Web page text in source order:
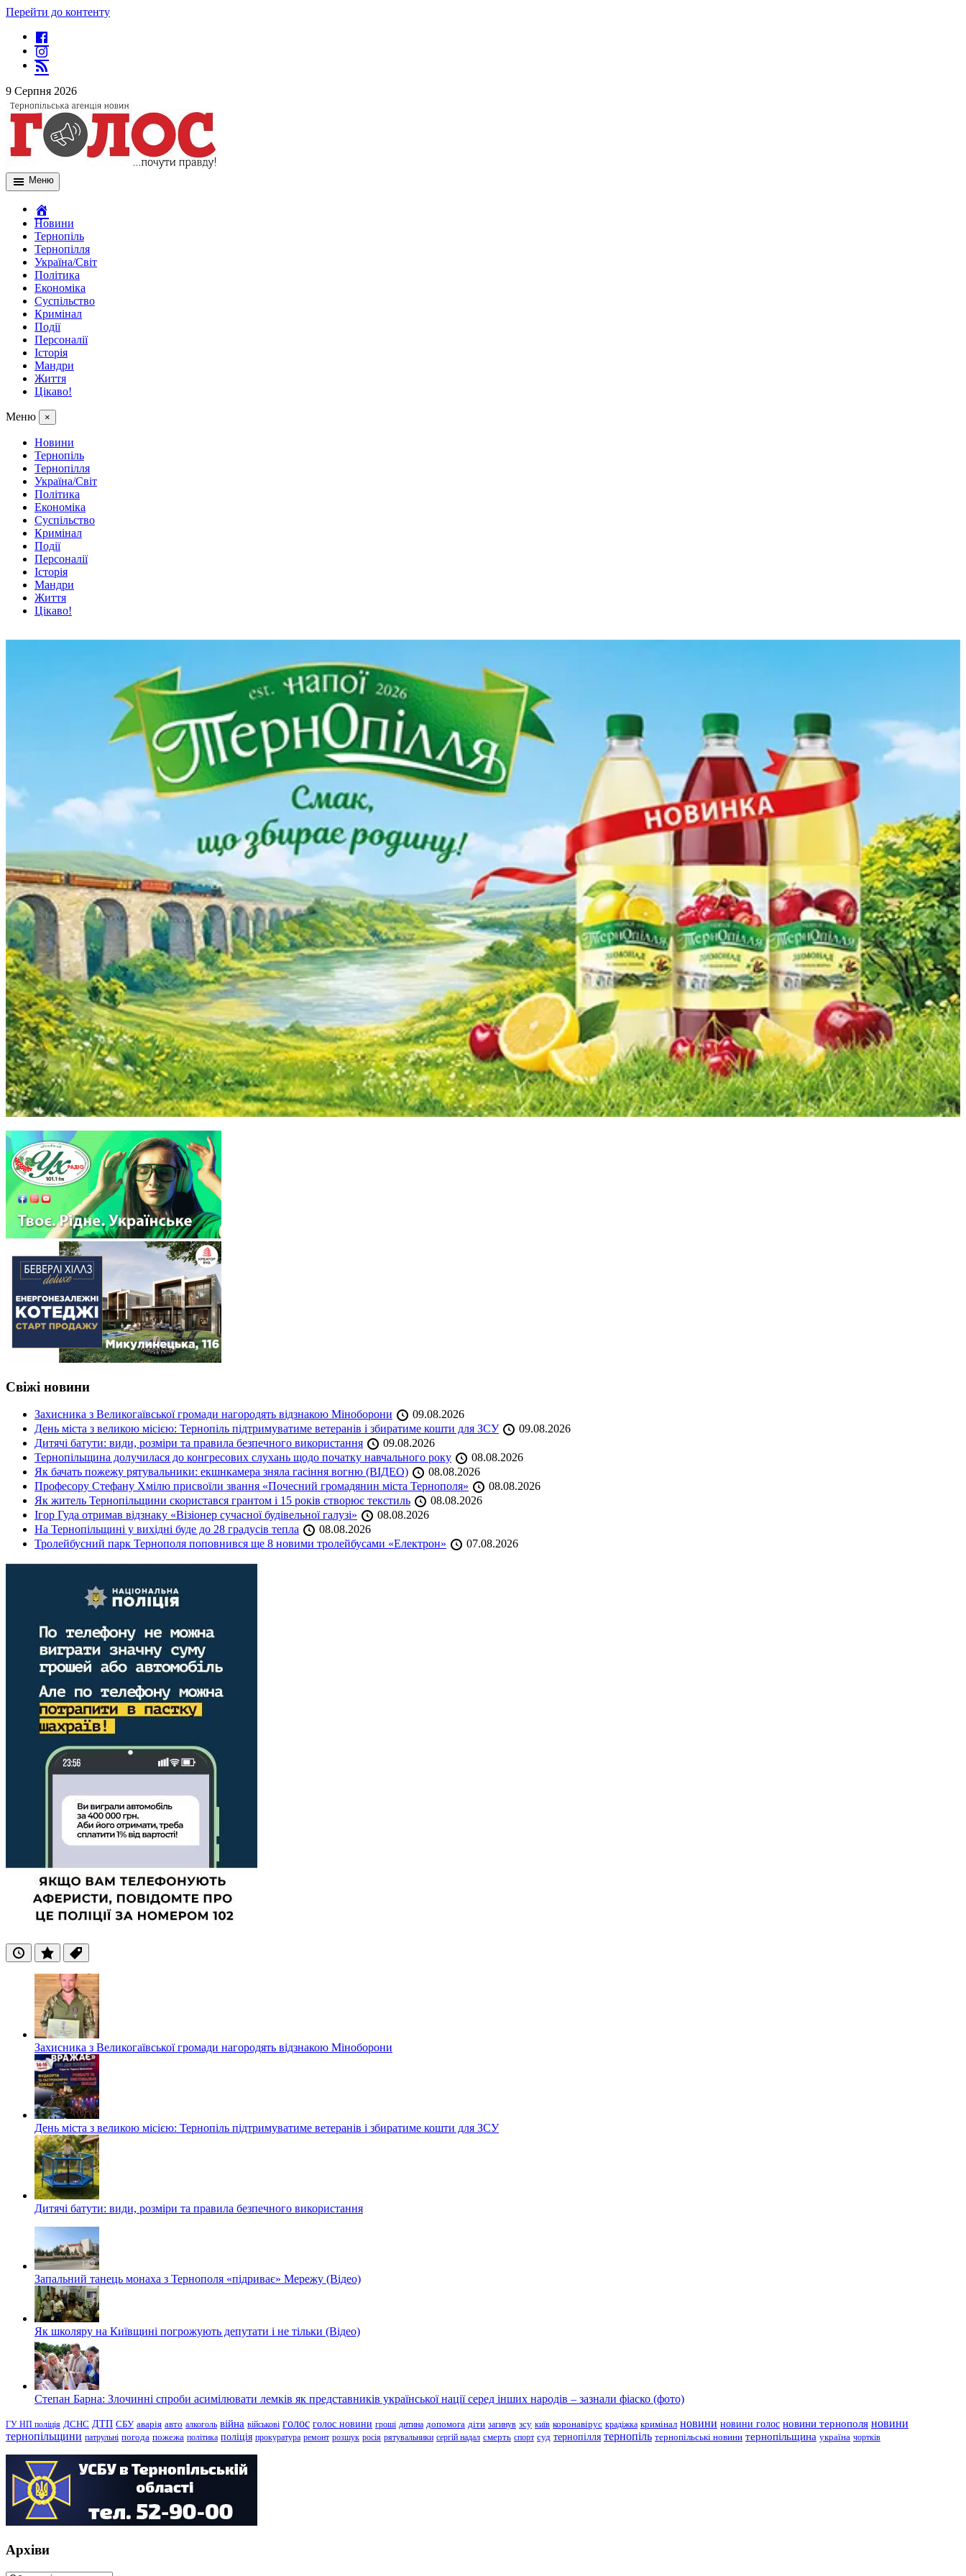
Перейти до контенту
9 Серпня 2026
Меню
Новини
Тернопіль
Тернопілля
Україна/Світ
Політика
Економіка
Суспільство
Кримінал
Події
Персоналії
Історія
Мандри
Життя
Цікаво!
Меню ×
Новини
Тернопіль
Тернопілля
Україна/Світ
Політика
Економіка
Суспільство
Кримінал
Події
Персоналії
Історія
Мандри
Життя
Цікаво!
Свіжі новини
Захисника з Великогаївської громади нагородять відзнакою Міноборони
09.08.2026
День міста з великою місією: Тернопіль підтримуватиме ветеранів і збиратиме кошти для ЗСУ
09.08.2026
Дитячі батути: види, розміри та правила безпечного використання
09.08.2026
Тернопільщина долучилася до конгресових слухань щодо початку навчального року
08.08.2026
Як бачать пожежу рятувальники: екшнкамера зняла гасіння вогню (ВІДЕО)
08.08.2026
Професору Стефану Хмілю присвоїли звання «Почесний громадянин міста Тернополя»
08.08.2026
Як житель Тернопільщини скористався грантом і 15 років створює текстиль
08.08.2026
Ігор Гуда отримав відзнаку «Візіонер сучасної будівельної галузі»
08.08.2026
На Тернопільщині у вихідні буде до 28 градусів тепла
08.08.2026
Тролейбусний парк Тернополя поповнився ще 8 новими тролейбусами «Електрон»
07.08.2026
ОстанніПопулярні
Теги
Захисника з Великогаївської громади нагородять відзнакою Міноборони
День міста з великою місією: Тернопіль підтримуватиме ветеранів і збиратиме кошти для ЗСУ
Дитячі батути: види, розміри та правила безпечного використання
Запальний танець монаха з Тернополя «підриває» Мережу (Відео)
Як школяру на Київщині погрожують депутати і не тільки (Відео)
Степан Барна: Злочинні спроби асимілювати лемків як представників української нації серед інших народів – зазнали фіаско (фото)
ГУ НП поліція ДСНС ДТП СБУ аварія авто алкоголь війна військові голос голос новини гроші дитина допомога діти загинув зсу київ коронавірус крадіжка кримінал новини новини голос новини тернополя новини
тернопільщини патрульні погода пожежа політика поліція прокуратура ремонт розшук росія рятувальники сергій надал смерть спорт суд тернопілля тернопіль тернопільські новини тернопільщина україна чортків
Архіви